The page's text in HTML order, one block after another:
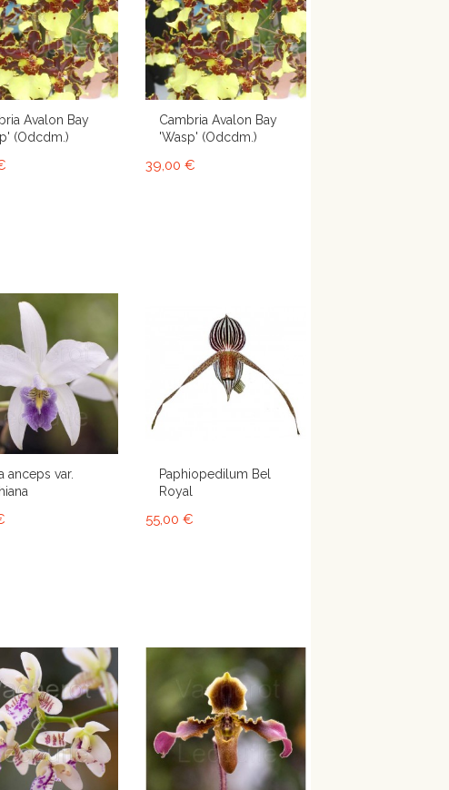
Avalon Bay
(Odcdm.)
Cambria Avalon Bay
'Wasp' (Odcdm.)
39,00 €
anceps var.
Paphiopedilum Bel
Royal
55,00 €